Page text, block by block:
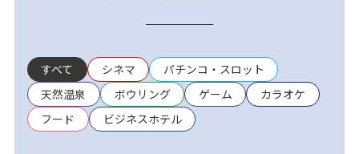
すべて シネマ
パチンコ・スロット
天然温泉
ボウリング ゲーム
カラオケ
フード
ビジネスホテル